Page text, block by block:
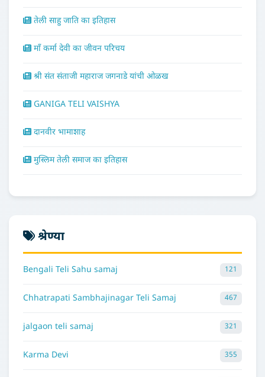
तेली साहु जाति का इतिहास
माँ कर्मा देवी का जीवन परिचय
श्री संत संताजी महाराज जगनाडे यांची ओळख
GANIGA TELI VAISHYA
दानवीर भामाशाह
मुस्लिम तेली समाज का इतिहास
श्रेण्या
Bengali Teli Sahu samaj 121
Chhatrapati Sambhajinagar Teli Samaj 467
jalgaon teli samaj 321
Karma Devi 355